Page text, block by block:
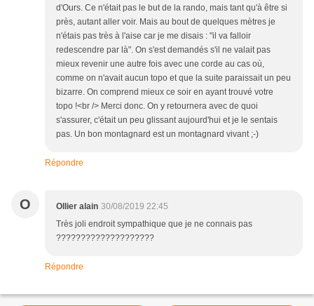
d'Ours. Ce n'était pas le but de la rando, mais tant qu'à être si
près, autant aller voir. Mais au bout de quelques mètres je
n'étais pas très à l'aise car je me disais : "il va falloir
redescendre par là". On s'est demandés s'il ne valait pas
mieux revenir une autre fois avec une corde au cas où,
comme on n'avait aucun topo et que la suite paraissait un peu
bizarre. On comprend mieux ce soir en ayant trouvé votre
topo !<br /> Merci donc. On y retournera avec de quoi
s'assurer, c'était un peu glissant aujourd'hui et je le sentais
pas. Un bon montagnard est un montagnard vivant ;-)
Répondre
O Ollier alain 30/08/2019 22:45
Très joli endroit sympathique que je ne connais pas
????????????????????
Répondre